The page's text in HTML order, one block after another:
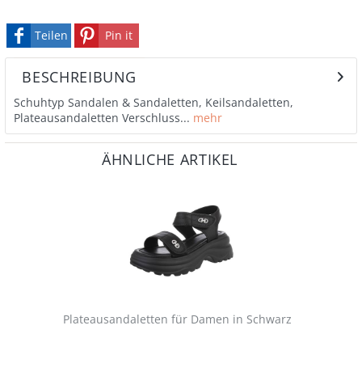
Teilen Pin it
BESCHREIBUNG
Schuhtyp Sandalen & Sandaletten, Keilsandaletten,
Plateausandaletten Verschluss... mehr
ÄHNLICHE ARTIKEL
Plateausandaletten für Damen in Schwarz